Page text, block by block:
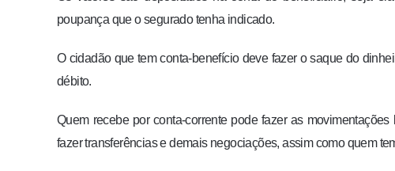
poupança que o segurado tenha indicado.
O cidadão que tem conta-benefício deve fazer o saque do
débito.
Quem recebe por conta-corrente pode fazer as
fazer transferências e demais negociações, assim como quem